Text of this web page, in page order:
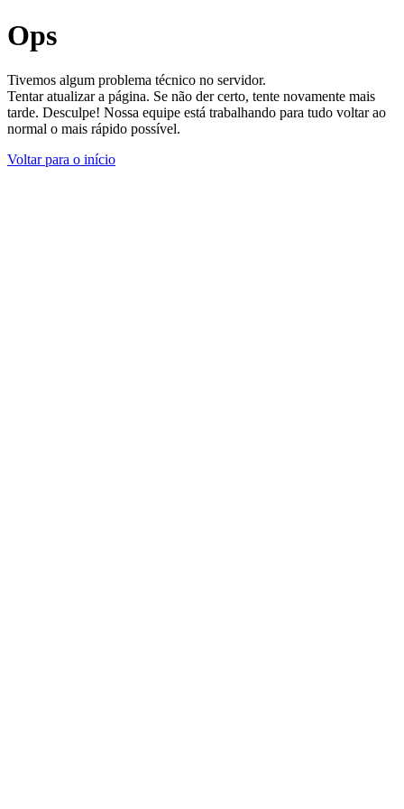
Ops
Tivemos algum problema técnico no servidor.
Tentar atualizar a página. Se não der certo, tente novamente mais
tarde. Desculpe! Nossa equipe está trabalhando para tudo voltar ao
normal o mais rápido possível.
Voltar para o início